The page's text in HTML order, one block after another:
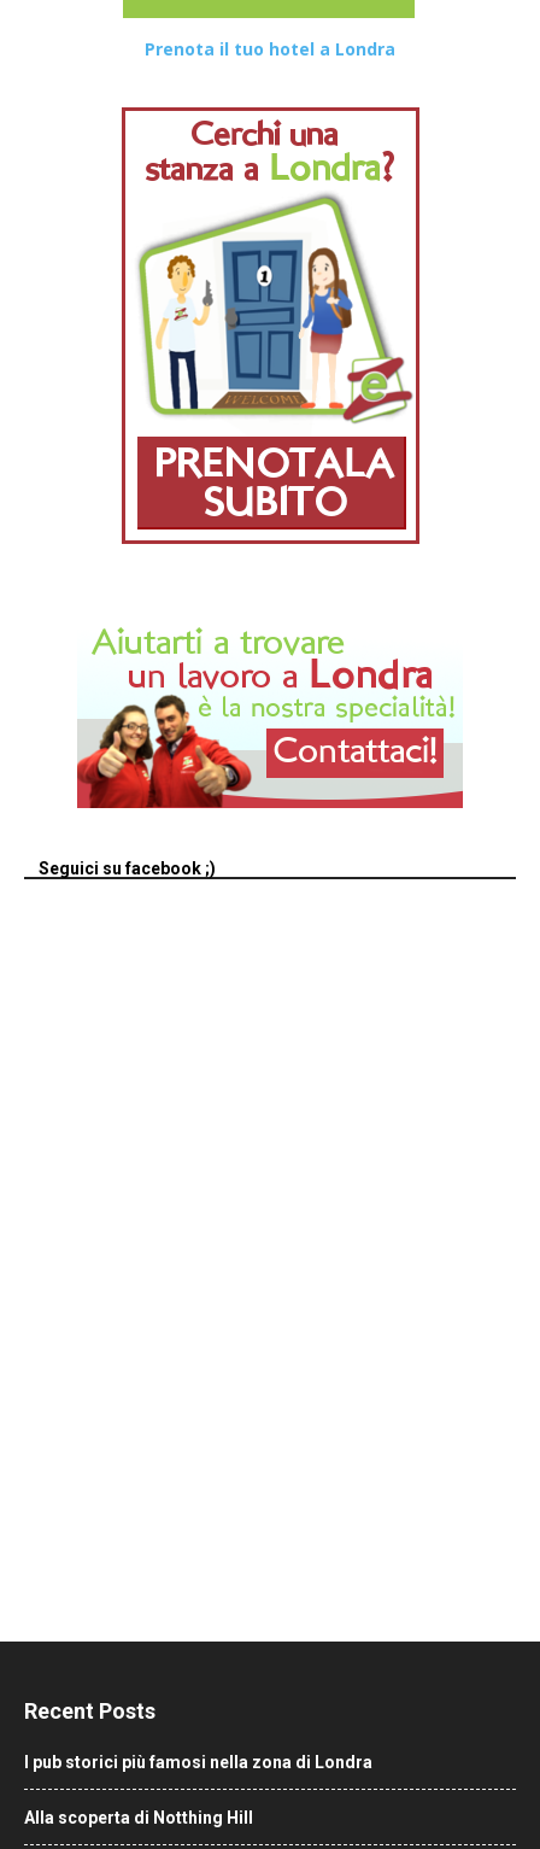
Prenota il tuo hotel a Londra
Seguici su facebook ;)
Recent Posts
I pub storici più famosi nella zona di Londra
Alla scoperta di Notthing Hill